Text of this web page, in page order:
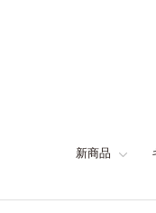
新商品